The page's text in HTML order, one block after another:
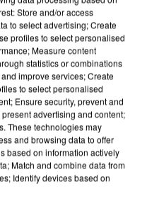
LES REFUGES
Store and/or access
to select advertising; Create
profiles to select personalised
Measure content
statistics or combinations
improve services; Create
to select personalised
Ensure security, prevent and
advertising and content;
These technologies may
and browsing data to offer
based on information actively
Match and combine data from
Identify devices based on